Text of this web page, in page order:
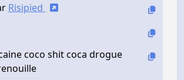
Risipied
coco shit coca drogue